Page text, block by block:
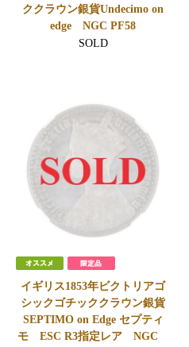
ククラウン銀貨Undecimo on
edge NGC PF58
SOLD
イギリス1853年ビクトリアゴ
シックゴチッククラウン銀貨
SEPTIMO on Edge セプティ
モ ESC R3指定レア NGC